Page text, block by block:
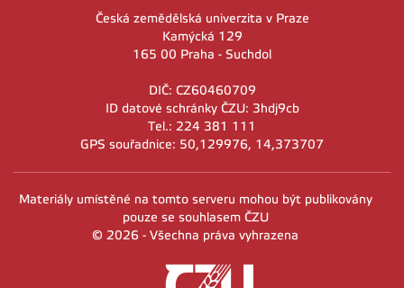
Česká zemědělská univerzita v Praze
Kamýcká 129
165 00 Praha - Suchdol
DIČ: CZ60460709
ID datové schránky ČZU: 3hdj9cb
Tel.: 224 381 111
GPS souřadnice: 50,129976, 14,373707
Materiály umístěné na tomto serveru mohou být publikovány
pouze se souhlasem ČZU
© 2026 - Všechna práva vyhrazena